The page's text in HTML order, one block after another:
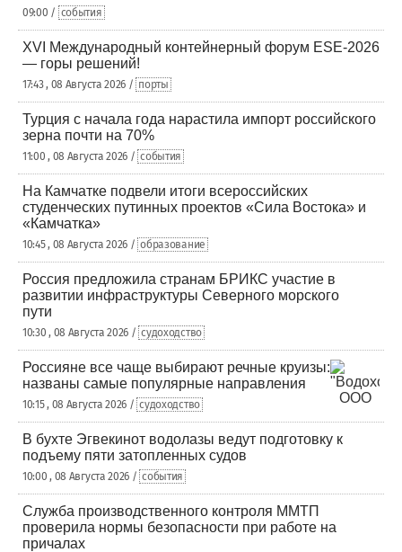
09:00 / события
XVI Международный контейнерный форум ESE-2026
— горы решений!
17:43 , 08 Августа 2026 / порты
Турция с начала года нарастила импорт российского
зерна почти на 70%
11:00 , 08 Августа 2026 / события
На Камчатке подвели итоги всероссийских
студенческих путинных проектов «Сила Востока» и
«Камчатка»
10:45 , 08 Августа 2026 / образование
Россия предложила странам БРИКС участие в
развитии инфраструктуры Северного морского
пути
10:30 , 08 Августа 2026 / судоходство
Россияне все чаще выбирают речные круизы:
названы самые популярные направления
10:15 , 08 Августа 2026 / судоходство
В бухте Эгвекинот водолазы ведут подготовку к
подъему пяти затопленных судов
10:00 , 08 Августа 2026 / события
Служба производственного контроля ММТП
проверила нормы безопасности при работе на
причалах